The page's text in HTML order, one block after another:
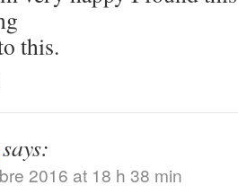
this.
says:
2016 at 18 h 38 min